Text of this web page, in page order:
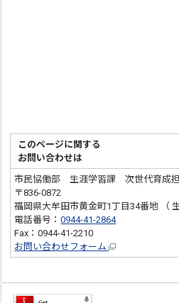
このページに関する
お問い合わせは
市民協働部 生涯学習課 次世代育成
〒836-0872
福岡県大牟田市黄金町1丁目34番地 （
電話番号：0944-41-2864
Fax：0944-41-2210
お問い合わせフォーム